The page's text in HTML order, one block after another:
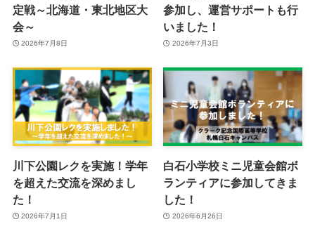
定戦～北海道・東北地区大
会～
2026年7月8日
参加し、運営サポートも行
いました！
2026年7月3日
川下公園レクを実施！学年
を超えた交流を深めまし
た！
2026年7月1日
白石小学校ミニ児童会館ボ
ランティアに参加してきま
した！
2026年6月26日